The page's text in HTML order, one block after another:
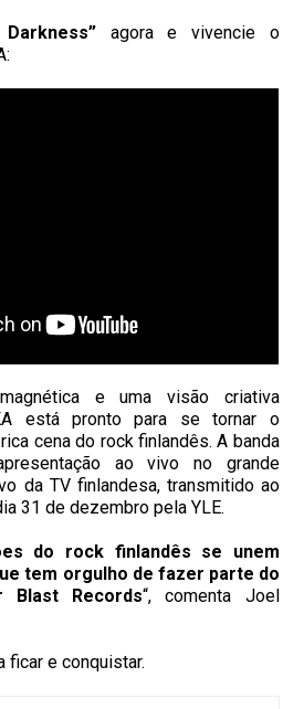
agora e vivencie o
e uma visão criativa
está pronto para se tornar o
cena do rock finlandês. A banda
ao vivo no grande
da TV finlandesa, transmitido ao
31 de dezembro pela YLE.
do rock finlandês se unem
tem orgulho de fazer parte do
Blast Records“, comenta Joel
ficar e conquistar.